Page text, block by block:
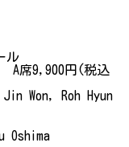
）
ル
A席9,900円(税込
Won, Roh Hyun
Oshima